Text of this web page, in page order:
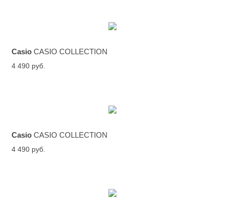
Casio CASIO COLLECTION
4 490 руб.
Casio CASIO COLLECTION
4 490 руб.